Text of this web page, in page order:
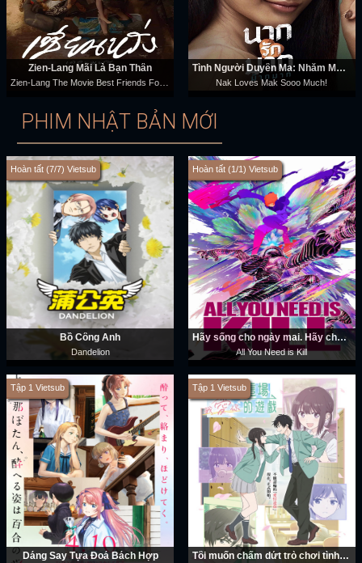
Zien-Lang Mãi Là Bạn Thân
Zien-Lang The Movie Best Friends Forever
Tình Người Duyên Ma: Nhắm Mak Yêu Luôn
Nak Loves Mak Sooo Much!
PHIM NHẬT BẢN MỚI
Hoàn tất (7/7) Vietsub
Bồ Công Anh
Dandelion
Hoàn tất (1/1) Vietsub
Hãy sống cho ngày mai. Hãy chết hôm nay.
All You Need is Kill
Tập 1 Vietsub
Dáng Say Tựa Đoá Bách Hợp
Tập 1 Vietsub
Tôi muốn chấm dứt trò chơi tình yêu này